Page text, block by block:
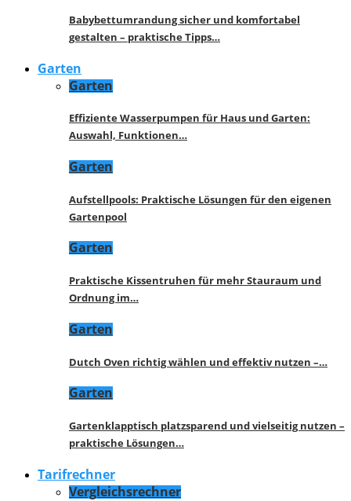
Babybettumrandung sicher und komfortabel
gestalten – praktische Tipps…
Garten
Garten
Effiziente Wasserpumpen für Haus und Garten:
Auswahl, Funktionen…
Garten
Aufstellpools: Praktische Lösungen für den eigenen
Gartenpool
Garten
Praktische Kissentruhen für mehr Stauraum und
Ordnung im…
Garten
Dutch Oven richtig wählen und effektiv nutzen –…
Garten
Gartenklapptisch platzsparend und vielseitig nutzen –
praktische Lösungen…
Tarifrechner
Vergleichsrechner